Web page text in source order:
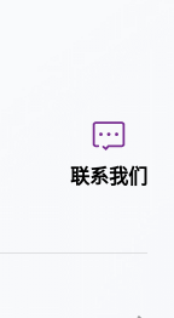
联系我们